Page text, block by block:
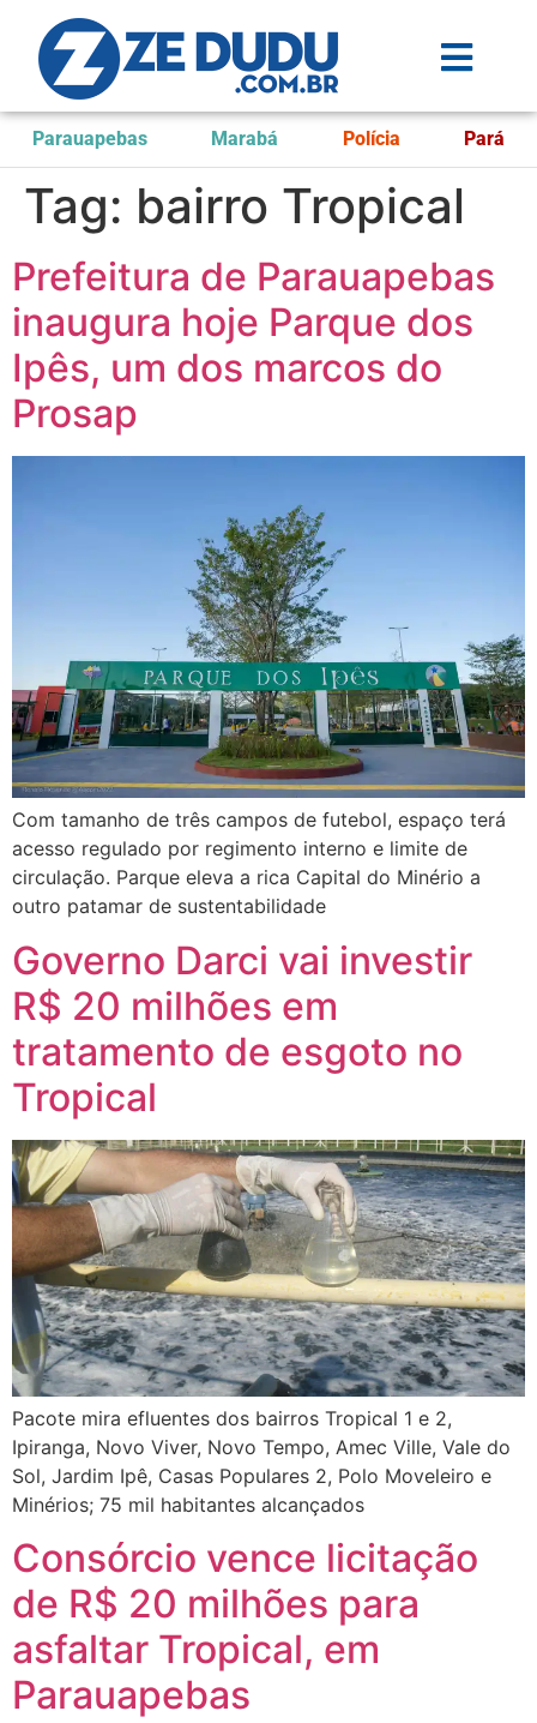
Parauapebas Marabá Polícia Pará
Tag: bairro Tropical
Prefeitura de Parauapebas
inaugura hoje Parque dos
Ipês, um dos marcos do
Prosap
Com tamanho de três campos de futebol, espaço terá
acesso regulado por regimento interno e limite de
circulação. Parque eleva a rica Capital do Minério a
outro patamar de sustentabilidade
Governo Darci vai investir
R$ 20 milhões em
tratamento de esgoto no
Tropical
Pacote mira efluentes dos bairros Tropical 1 e 2,
Ipiranga, Novo Viver, Novo Tempo, Amec Ville, Vale do
Sol, Jardim Ipê, Casas Populares 2, Polo Moveleiro e
Minérios; 75 mil habitantes alcançados
Consórcio vence licitação
de R$ 20 milhões para
asfaltar Tropical, em
Parauapebas